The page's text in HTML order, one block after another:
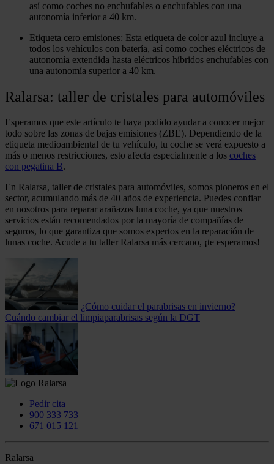
así como coches no enchufables o enchufables con una
autonomía inferior a 40 km.
Etiqueta cero emisiones: Esta etiqueta de color azul incluye a
todos los vehículos con batería, así como coches eléctricos de
autonomía extendida hasta eléctricos híbridos enchufables con
una autonomía superior a 40 km.
Ralarsa: taller de cristales para automóviles
Esperamos que este artículo te haya podido ayudar a conocer mejor
todo sobre las zonas de bajas emisiones (ZBE). Dependiendo de la
etiqueta medioambiental de tu vehículo, tu coche se verá expuesto a
más o menos restricciones, esto afecta especialmente a los coches
con pegatina B.
En Ralarsa, taller de cristales para automóviles, somos pioneros en el
sector, acumulando más de 40 años de experiencia. Puedes confiar
en nosotros para reparar arañazos luna coche, ya que nuestros
servicios están recomendados por la mayoría de compañías de
seguros, lo que garantiza que somos expertos en la reparación de
lunas coche. Acude a tu taller Ralarsa más cercano, ¡te esperamos!
¿Cómo cuidar el parabrisas en invierno?
Cuándo cambiar el limpiaparabrisas según la DGT
Pedir cita
900 333 733
671 015 121
Ralarsa